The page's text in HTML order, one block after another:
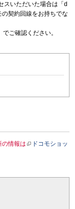
スいただいた場合は「d
契約回線をお持ちでな
でご確認ください。
の情報は
ドコモショッ